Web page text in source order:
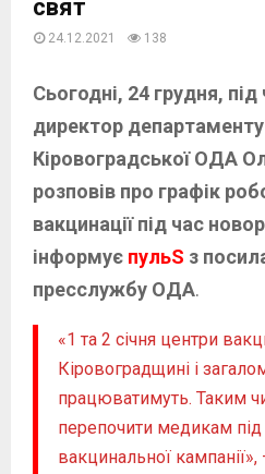
свят
24.12.2021 138
Сьогодні, 24 грудня, під
директор
Кіровоградської ОДА
розповів про графік
вакцинації під час
інформує пульS з
пресслужбу ОДА.
«1 та 2 січня центри
Кіровоградщині і
працюватимуть. Таким
перепочити медикам під
вакцинальної